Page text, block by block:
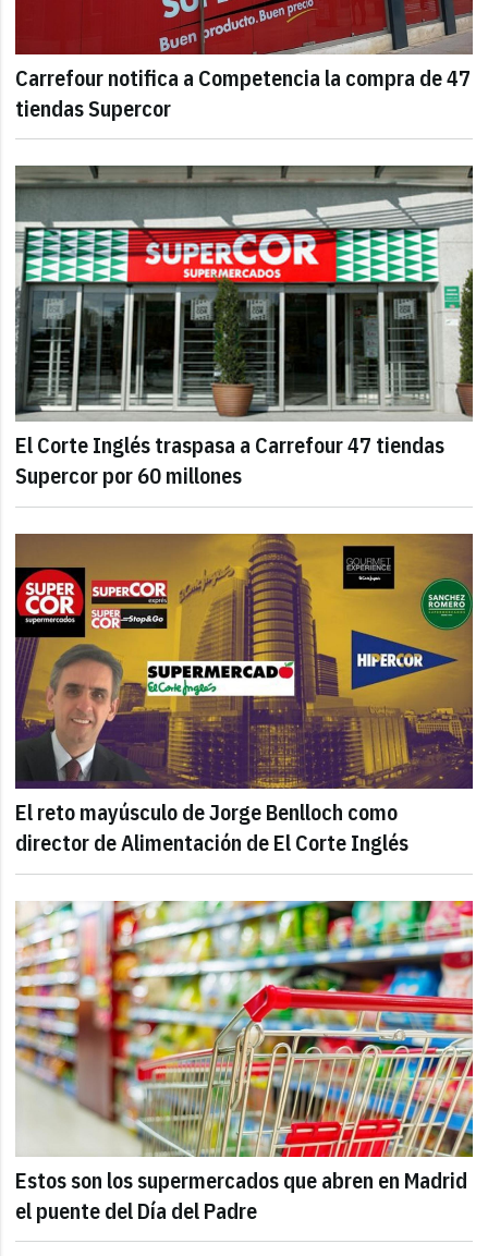
Carrefour notifica a Competencia la compra de 47
tiendas Supercor
El Corte Inglés traspasa a Carrefour 47 tiendas
Supercor por 60 millones
El reto mayúsculo de Jorge Benlloch como
director de Alimentación de El Corte Inglés
Estos son los supermercados que abren en Madrid
el puente del Día del Padre